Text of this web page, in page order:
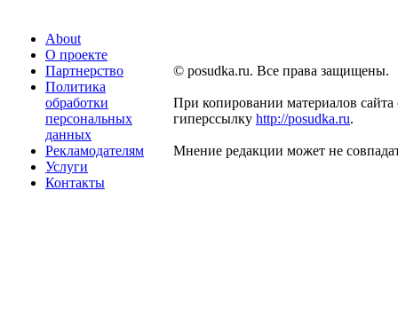
About
О проекте
Партнерство
Политика
обработки
персональных
данных
Рекламодателям
Услуги
Контакты
© posudka.ru. Все права защищены.
При копировании материалов сайта
гиперссылку http://posudka.ru.
Мнение редакции может не